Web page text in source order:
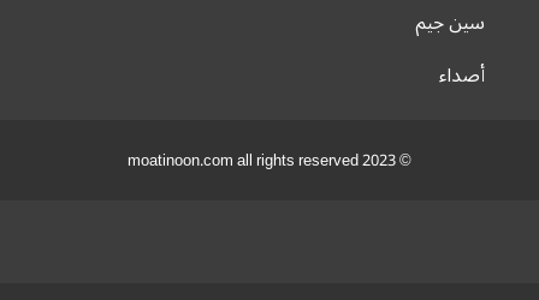
سين جيم
أصداء
© 2023 moatinoon.com all rights reserved